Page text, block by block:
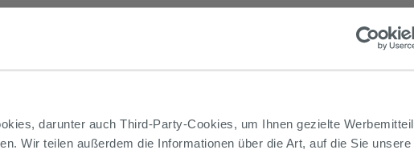
darunter auch Third-Party-Cookies, um Ihnen gezielte
Wir teilen außerdem die Informationen über die Art, auf die Sie